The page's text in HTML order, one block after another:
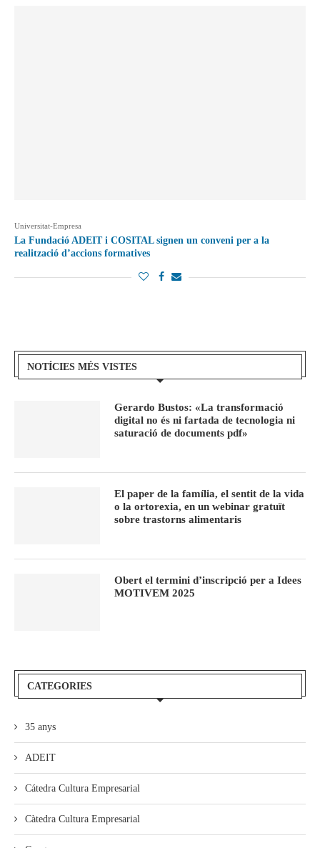
Universitat-Empresa
La Fundació ADEIT i COSITAL signen un conveni per a la
realització d’accions formatives
NOTÍCIES MÉS VISTES
Gerardo Bustos: «La transformació
digital no és ni fartada de tecnologia ni
saturació de documents pdf»
El paper de la família, el sentit de la vida
o la ortorexia, en un webinar gratuït
sobre trastorns alimentaris
Obert el termini d’inscripció per a Idees
MOTIVEM 2025
CATEGORIES
35 anys
ADEIT
Cátedra Cultura Empresarial
Càtedra Cultura Empresarial